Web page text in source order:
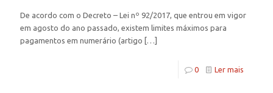
De acordo com o Decreto – Lei nº 92/2017, que entrou em vigor
em agosto do ano passado, existem limites máximos para
pagamentos em numerário (artigo […]
0 Ler mais